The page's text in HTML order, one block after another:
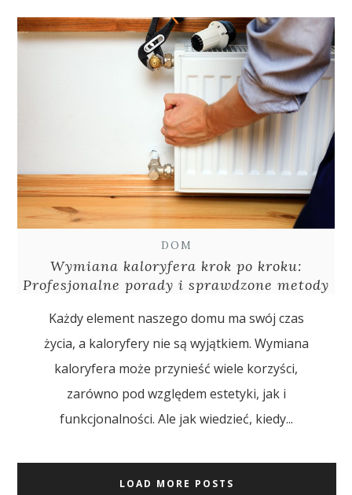
DOM
Wymiana kaloryfera krok po kroku:
Profesjonalne porady i sprawdzone metody
Każdy element naszego domu ma swój czas
życia, a kaloryfery nie są wyjątkiem. Wymiana
kaloryfera może przynieść wiele korzyści,
zarówno pod względem estetyki, jak i
funkcjonalności. Ale jak wiedzieć, kiedy...
LOAD MORE POSTS